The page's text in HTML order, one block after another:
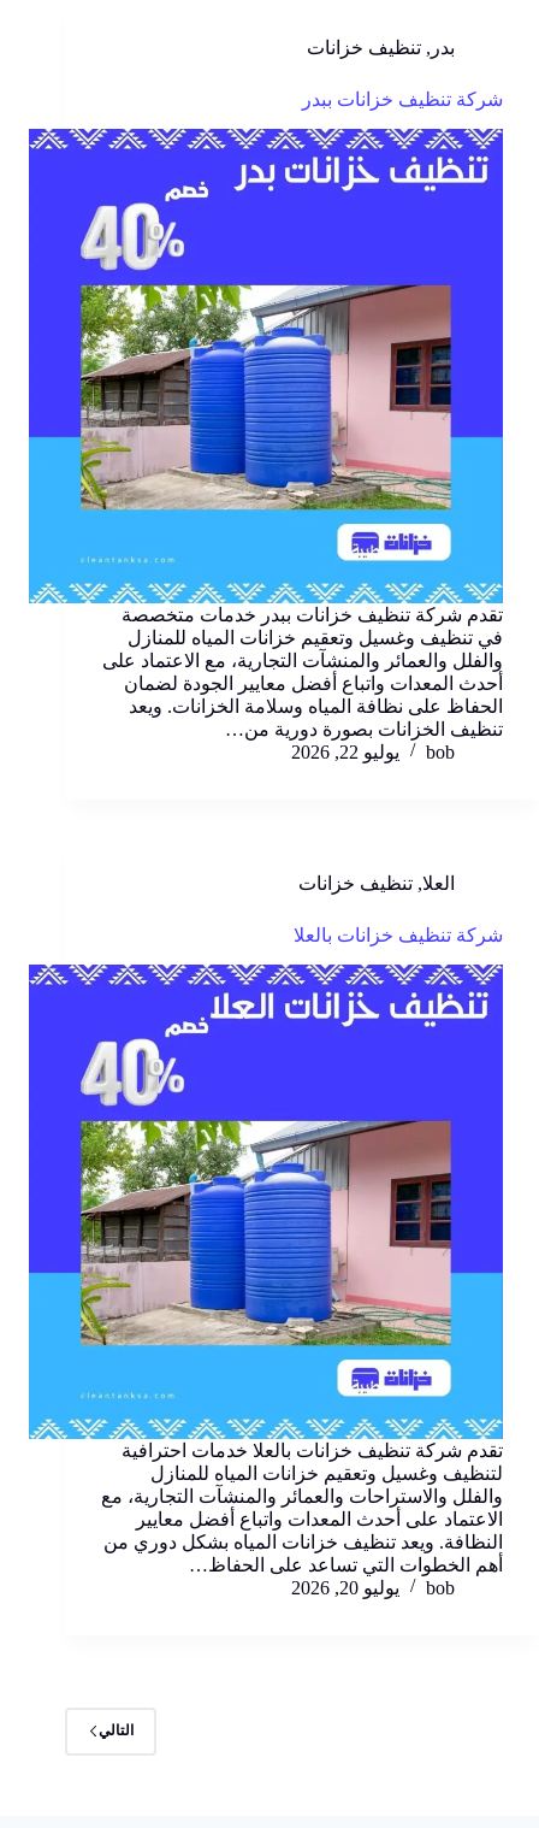
بدر , تنظيف خزانات
شركة تنظيف خزانات ببدر
تقدم شركة تنظيف خزانات ببدر خدمات متخصصة
في تنظيف وغسيل وتعقيم خزانات المياه للمنازل
والفلل والعمائر والمنشآت التجارية، مع الاعتماد على
أحدث المعدات واتباع أفضل معايير الجودة لضمان
الحفاظ على نظافة المياه وسلامة الخزانات. ويعد
تنظيف الخزانات بصورة دورية من…
bob
يوليو 22, 2026
العلا, تنظيف خزانات
شركة تنظيف خزانات بالعلا
تقدم شركة تنظيف خزانات بالعلا خدمات احترافية
لتنظيف وغسيل وتعقيم خزانات المياه للمنازل
والفلل والاستراحات والعمائر والمنشآت التجارية، مع
الاعتماد على أحدث المعدات واتباع أفضل معايير
النظافة. ويعد تنظيف خزانات المياه بشكل دوري من
أهم الخطوات التي تساعد على الحفاظ…
bob
يوليو 20, 2026
التالي